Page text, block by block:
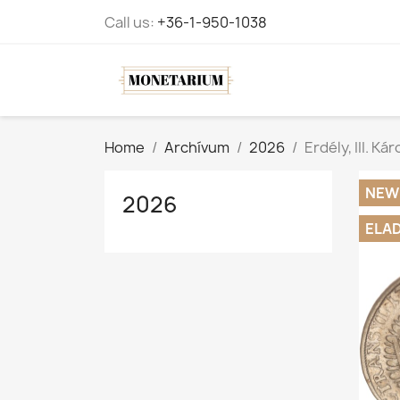
Call us: +36-1-950-1038
Home Archívum 2026 Erdély, III.
2026
NEW